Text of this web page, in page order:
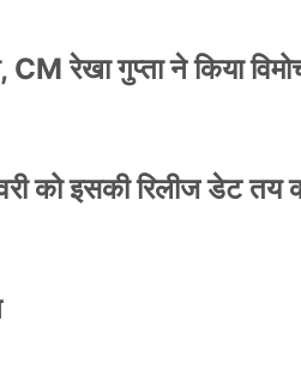
CM रेखा गुप्ता ने किया
को इसकी रिलीज डेट तय